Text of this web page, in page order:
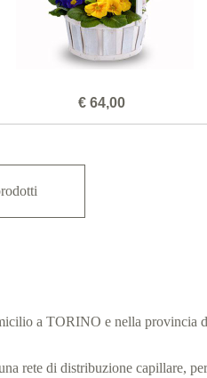
€ 64,00
a TORINO e nella
rete di distribuzione capillare,